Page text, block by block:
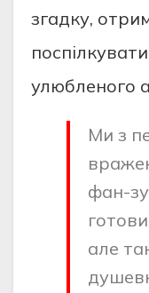
згадку,
улюбленого
Ми з
фан-
але